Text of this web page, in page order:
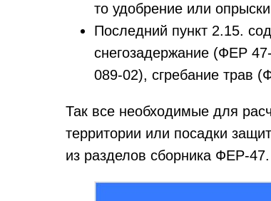
то удобрение или
Последний пункт 2.15.
снегозадержание (ФЕР
089-02), сгребание трав
Так все необходимые для
территории или посадки
из разделов сборника ФЕР-47.